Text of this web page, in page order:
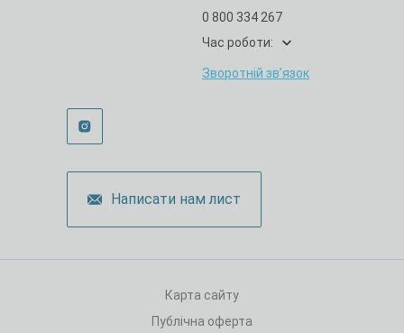
Написати нам лист
0 800 334 267
Час роботи:
Зворотній зв’язок
Карта сайту
Публічна оферта